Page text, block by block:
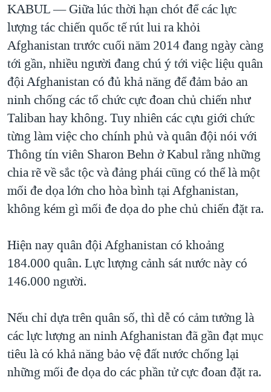
CÁC GIÁ TRỊ CỘNG HÒA Ở VIỆT NAM
THƯỢNG ĐỈNH TRUMP-KIM TẠI VIỆT NAM
TRỊNH VĨNH BÌNH VS. CHÍNH PHỦ VIỆT NAM
NGƯ DÂN VIỆT VÀ LÀN SÓNG TRỘM HẢI SÂM
BÊN KIA QUỐC LỘ: TIẾNG VỌNG TỪ NÔNG THÔN MỸ
QUAN HỆ VIỆT MỸ
KABUL —Giữa lúc thời hạn chót để các lực
lượng tác chiến quốc tế rút lui ra khỏi
Afghanistan trước cuối năm 2014 đang ngày càng
tới gần, nhiều người đang chú ý tới việc liệu quân
đội Afghanistan có đủ khả năng để đảm bảo an
ninh chống các tổ chức cực đoan chủ chiến như
Taliban hay không. Tuy nhiên các cựu giới chức
từng làm việc cho chính phủ và quân đội nói với
Thông tín viên Sharon Behn ở Kabul rằng những
chia rẽ về sắc tộc và đảng phái cũng có thể là một
mối đe dọa lớn cho hòa bình tại Afghanistan,
không kém gì mối đe dọa do phe chủ chiến đặt ra.
Hiện nay quân đội Afghanistan có khoảng
184.000 quân. Lực lượng cảnh sát nước này có
146.000 người.
Nếu chỉ dựa trên quân số, thì dễ có cảm tưởng là
các lực lượng an ninh Afghanistan đã gần đạt mục
tiêu là có khả năng bảo vệ đất nước chống lại
những mối đe dọa do các phần tử cực đoan đặt ra.